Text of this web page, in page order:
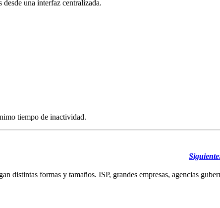
una interfaz centralizada.
tiempo de inactividad.
distintas formas y tamaños. ISP, grandes empresas, agencias